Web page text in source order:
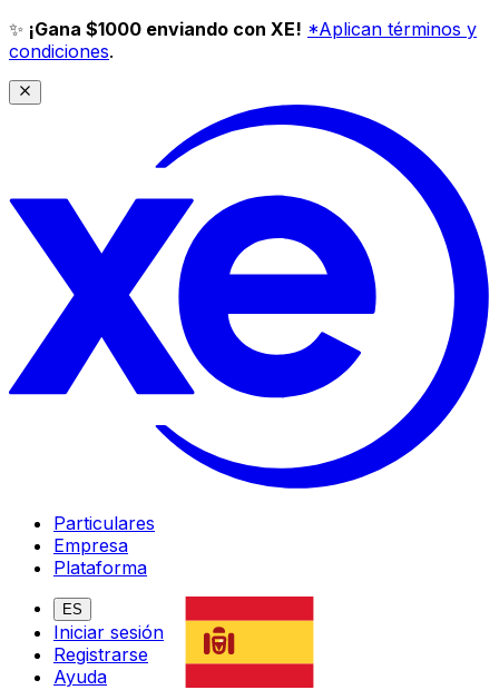
✨ ¡Gana $1000 enviando con XE! *Aplican términos y
condiciones.
Particulares
Empresa
Plataforma
ES
Iniciar sesión
Registrarse
Ayuda